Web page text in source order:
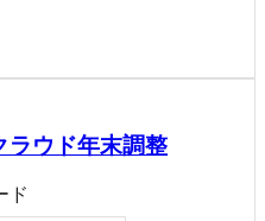
ラウド年末調整
ド